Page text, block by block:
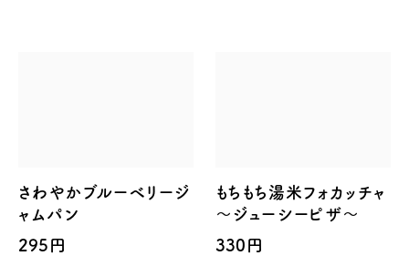
さわやかブルーベリージ
ャムパン
295円
もちもち湯米フォカッチャ
～ジューシーピザ～
330円